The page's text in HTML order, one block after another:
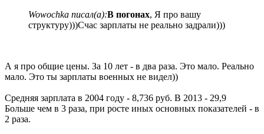
Wowochka писал(а):В погонах, Я про вашу
структуру)))Счас зарплаты не реально задрали)))
А я про общие цены. За 10 лет - в два раза. Это мало. Реально
мало. Это ты зарплаты военных не видел))
Средняя зарплата в 2004 году - 8,736 руб. В 2013 - 29,9
Больше чем в 3 раза, при росте иных основных показателей - в
2 раза.